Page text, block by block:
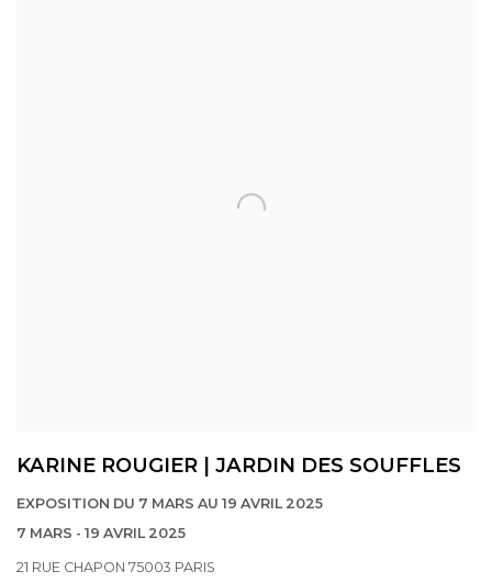
KARINE ROUGIER | JARDIN DES SOUFFLES
EXPOSITION DU 7 MARS AU 19 AVRIL 2025
7 MARS - 19 AVRIL 2025
21 RUE CHAPON 75003 PARIS